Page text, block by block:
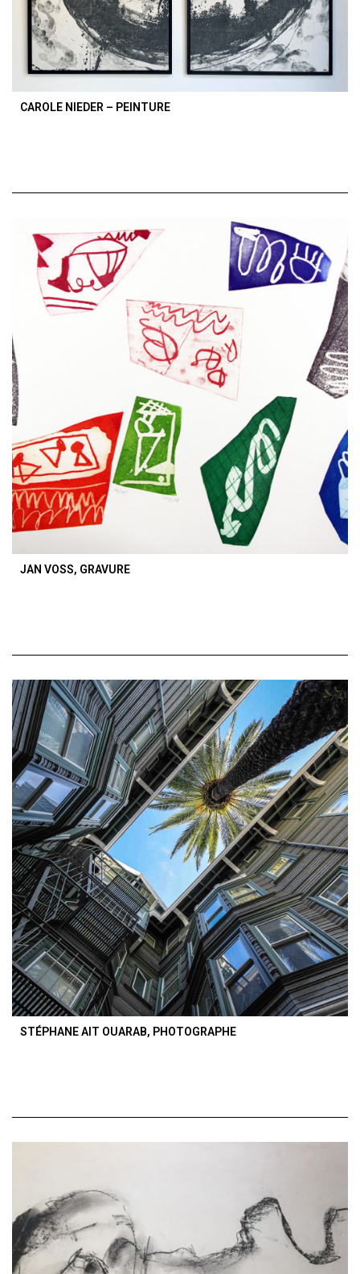
CAROLE NIEDER – PEINTURE
JAN VOSS, GRAVURE
STÉPHANE AIT OUARAB, PHOTOGRAPHE